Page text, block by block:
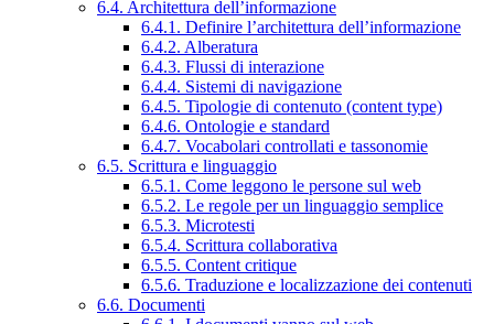
6.4. Architettura dell’informazione
6.4.1. Definire l’architettura dell’informazione
6.4.2. Alberatura
6.4.3. Flussi di interazione
6.4.4. Sistemi di navigazione
6.4.5. Tipologie di contenuto (content type)
6.4.6. Ontologie e standard
6.4.7. Vocabolari controllati e tassonomie
6.5. Scrittura e linguaggio
6.5.1. Come leggono le persone sul web
6.5.2. Le regole per un linguaggio semplice
6.5.3. Microtesti
6.5.4. Scrittura collaborativa
6.5.5. Content critique
6.5.6. Traduzione e localizzazione dei contenuti
6.6. Documenti